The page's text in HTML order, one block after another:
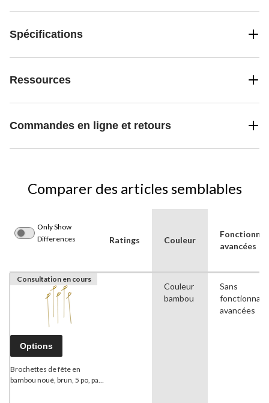
Spécifications
Ressources
Commandes en ligne et retours
Comparer des articles semblables
Only Show
Differences
Ratings Couleur
avancées
Consultation en cours
Options
Brochettes de fête en
bambou noué, brun, 5 po, paq.
Couleur
bambou
Sans
avancées